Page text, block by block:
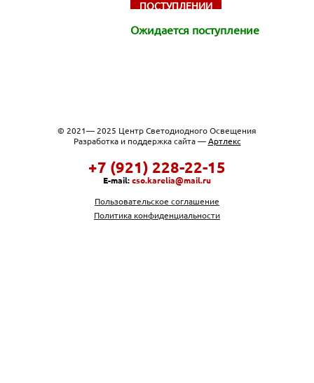
ПОСТУПЛЕНИИ
Ожидается поступление
© 2021— 2025 Центр Светодиодного Освещения
Разработка и поддержка сайта — Артлекс
+7 (921) 228-22-15
E-mail: cso.karelia@mail.ru
Пользовательское соглашение
Политика конфиденциальности